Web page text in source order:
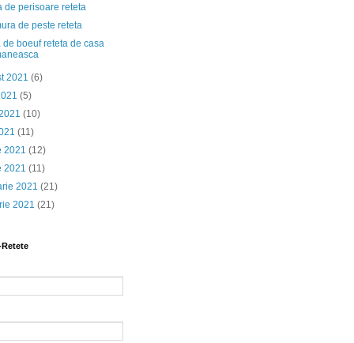
de perisoare reteta
de peste reteta
de boeuf reteta de casa
2021(6)
(5)
(10)
(11)
2021(12)
2021(11)
2021(21)
2021(21)